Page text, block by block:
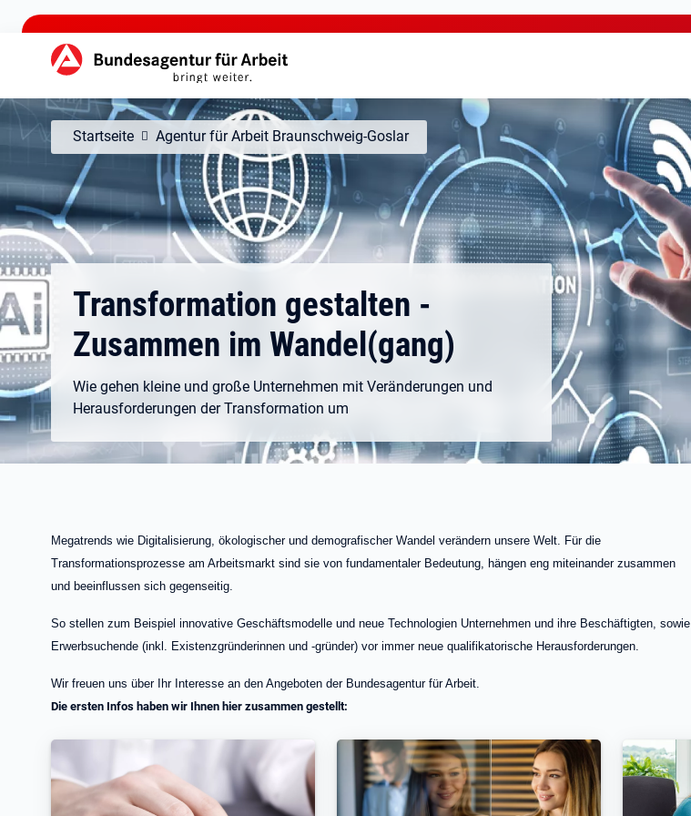
zu den Hauptinhalten springen
Hauptnavigation
Startseite Agentur für Arbeit Braunschweig-Goslar
Transformation gestalten -
Zusammen im Wandel(gang)
Wie gehen kleine und große Unternehmen mit Veränderungen und
Herausforderungen der Transformation um
Megatrends wie Digitalisierung, ökologischer und demografischer Wandel verändern unsere Welt. Für die
Transformationsprozesse am Arbeitsmarkt sind sie von fundamentaler Bedeutung, hängen eng miteinander zusammen
und beeinflussen sich gegenseitig.
​​​​​​So stellen zum Beispiel innovative Geschäftsmodelle und neue Technologien Unternehmen und ihre Beschäftigten, sowie
Erwerbsuchende (inkl. Existenzgründerinnen und -gründer) vor immer neue qualifikatorische Herausforderungen.
Wir freuen uns über Ihr Interesse an den Angeboten der Bundesagentur für Arbeit.
Die ersten Infos haben wir Ihnen hier zusammen gestellt: